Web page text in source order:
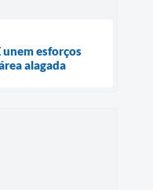
unem esforços
alagada